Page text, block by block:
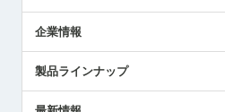
企業情報
ごあいさつ
製品ラインナップ